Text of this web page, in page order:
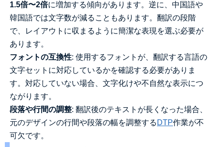
1.5倍〜2倍に増加する傾向があります。逆に、中国語や
韓国語では文字数が減ることもあります。翻訳の段階
で、レイアウトに収まるように簡潔な表現を選ぶ必要が
あります。
フォントの互換性: 使用するフォントが、翻訳する言語の
文字セットに対応しているかを確認する必要がありま
す。対応していない場合、文字化けや不自然な表示につ
ながります。
段落や行間の調整: 翻訳後のテキストが長くなった場合、
元のデザインの行間や段落の幅を調整する DTP作業が不
可欠です。